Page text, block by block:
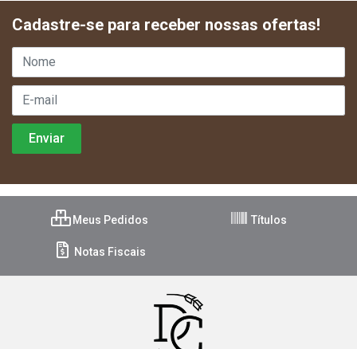
Cadastre-se para receber nossas ofertas!
Meus Pedidos Títulos
Notas Fiscais